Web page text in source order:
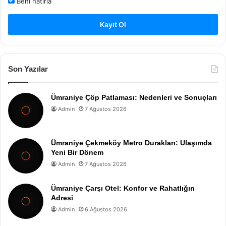
Kayıt Ol
Son Yazılar
Ümraniye Çöp Patlaması: Nedenleri ve Sonuçları
Admin 7 Ağustos 2026
Ümraniye Çekmeköy Metro Durakları: Ulaşımda
Yeni Bir Dönem
Admin 7 Ağustos 2026
Ümraniye Çarşı Otel: Konfor ve Rahatlığın
Adresi
Admin 6 Ağustos 2026